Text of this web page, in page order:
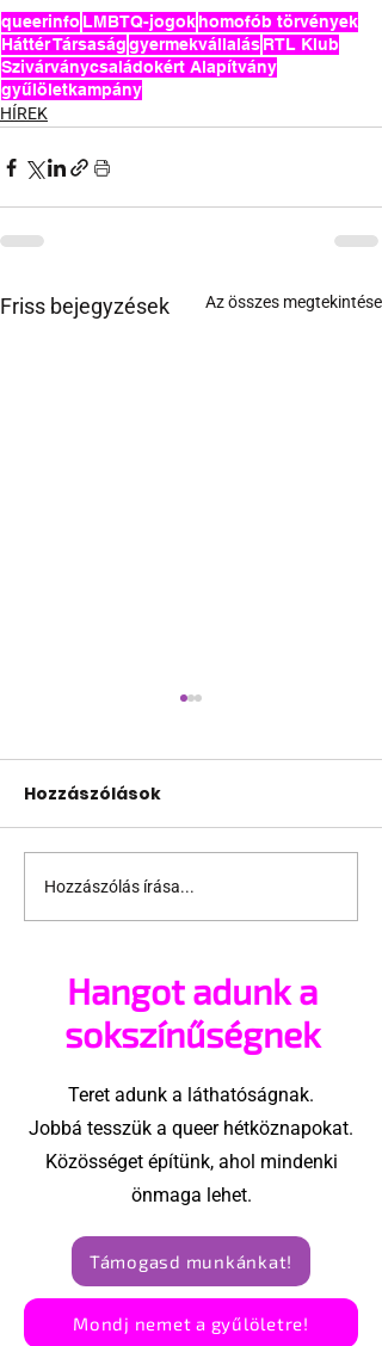
queerinfo LMBTQ-jogokhomofób törvények
Háttér TársasággyermekvállalásRTL Klub
Szivárványcsaládokért Alapítvány
gyűlöletkampány
HÍREK
Friss bejegyzések Az összes megtekintése
Újabb német
városban jár
Hozzászólások
Hozzászólás írása...
Hangot adunk a
sokszínűségnek
Teret adunk a láthatóságnak.
Jobbá tesszük a queer hétköznapokat.
Közösséget építünk, ahol mindenki
önmaga lehet.
Támogasd munkánkat!
Mondj nemet a gyűlöletre!